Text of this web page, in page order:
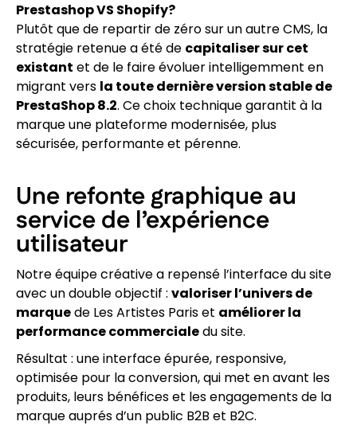
Prestashop VS Shopify?
Plutôt que de repartir de zéro sur un autre CMS, la
stratégie retenue a été de capitaliser sur cet
existant et de le faire évoluer intelligemment en
migrant vers la toute dernière version stable de
PrestaShop 8.2. Ce choix technique garantit à la
marque une plateforme modernisée, plus
sécurisée, performante et pérenne.
Une refonte graphique au
service de l’expérience
utilisateur
Notre équipe créative a repensé l’interface du site
avec un double objectif : valoriser l’univers de
marquede Les Artistes Paris et améliorer la
performance commercialedu site.
Résultat : une interface épurée, responsive,
optimisée pour la conversion, qui met en avant les
produits, leurs bénéfices et les engagements de la
marque auprés d’un public B2B et B2C.